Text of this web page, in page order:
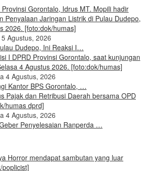
Agustus, 2026
Dudepo, Ini Reaksi I…
4 Agustus, 2026
Kantor BPS Gorontalo, …
4 Agustus, 2026
Penyelesaian Ranperda …